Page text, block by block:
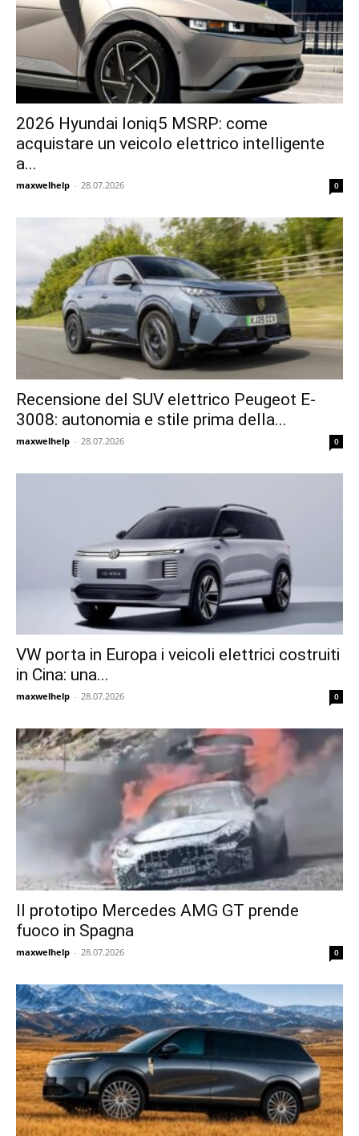
2026 Hyundai Ioniq5 MSRP: come
acquistare un veicolo elettrico intelligente
a...
maxwelhelp - 28.07.2026 0
Recensione del SUV elettrico Peugeot E-
3008: autonomia e stile prima della...
maxwelhelp - 28.07.2026 0
VW porta in Europa i veicoli elettrici costruiti
in Cina: una...
maxwelhelp - 28.07.2026 0
Il prototipo Mercedes AMG GT prende
fuoco in Spagna
maxwelhelp - 28.07.2026 0